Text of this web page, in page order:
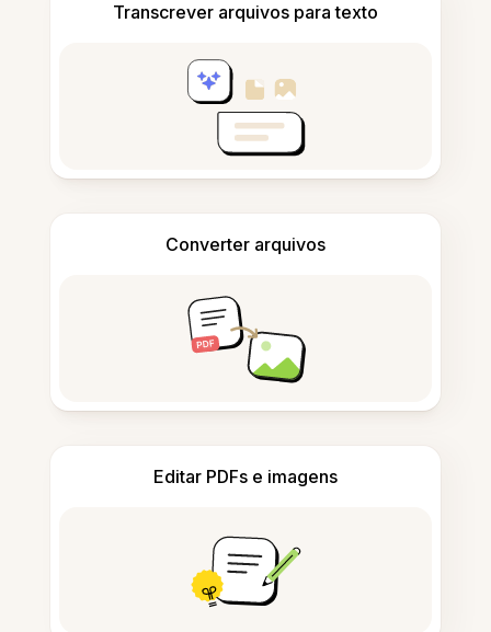
Transcrever arquivos para texto
Converter arquivos
Editar PDFs e imagens